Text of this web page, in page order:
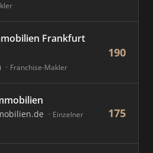
Frankfurt
Franchise-Makler
190
Einzelner
175